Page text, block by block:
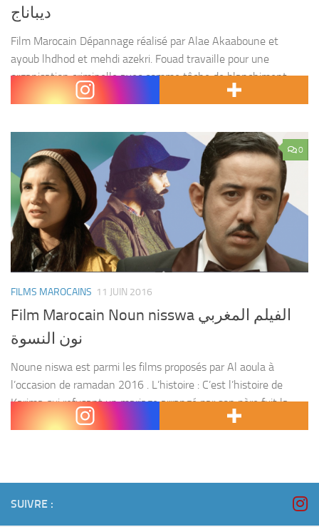
ديباناج
Film Marocain Dépannage réalisé par Alae Akaaboune et
ayoub lhdhod et mehdi azekri. Fouad travaille pour une
organisation criminelle avec comme tâche de blanchiment
d’argent et de mettre à disposition un disque contenant les...
0
FILMS MAROCAINS 11 JUIN 2016
Film Marocain Noun nisswa الفيلم المغربي
نون النسوة
Noune niswa est parmi les films proposés par Al aoula à
l’occasion de ramadan 2016 . L’histoire : C’est l’histoire de
Karima qui refusant un mariage arrangé par son père fuit la
maison de...
SUIVRE :